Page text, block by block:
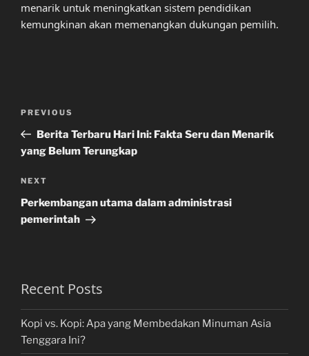
menarik untuk meningkatkan sistem pendidikan
kemungkinan akan memenangkan dukungan pemilih.
Previous
Post
PREVIOUS
Berita Terbaru Hari Ini: Fakta Seru dan Menarik
yang Belum Terungkap
Next
Post
NEXT
Perkembangan utama dalam administrasi
pemerintah
Recent Posts
Kopi vs. Kopi: Apa yang Membedakan Minuman Asia
Tenggara Ini?